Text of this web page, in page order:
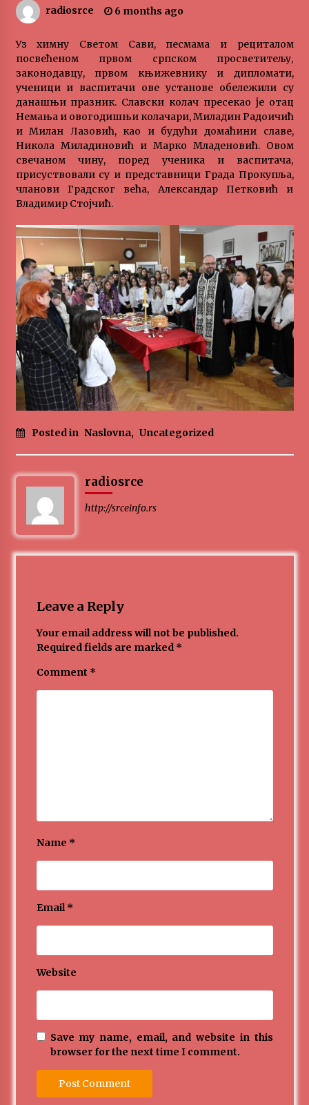
„Караван безбедности саобраћаја
SPORTSKA INFORMACIJA
3 months ago
Povratak u kancelarije časopisa Runway u filmu
,,Đavo nosi Pradu 2“
3 months ago
CINEPLEXX NIŠ BIOSKOP PROSLAVLJA ROĐENDAN
4 months ago
ЛИТУРГИЈА
4 months ago
MEDALJE ZA TOPLIČANIN NA MEĐUNARODNOJ
SCENI!
4 months ago
“ИМА РУПА ДА ПРОПАДНЕШ”
5 months ago
5 months ago
ОБАВЕШТЕЊЕ
bioskopu. Petak, 13, mart od 19.30 časova
5 months ago
radiosrce 6 months ago
Уз химну Светом Сави, песмама и рециталом
посвећеном првом српском просветитељу,
законодавцу, првом књижевнику и дипломати,
ученици и васпитачи ове установе обележили су
данашњи празник. Славски колач пресекао је отац
Немања и овогодишњи колачари, Миладин Радоичић
и Милан Лазовић, као и будући домаћини славе,
Никола Миладиновић и Марко Младеновић. Овом
свечаном чину, поред ученика и васпитача,
присуствовали су и представници Града Прокупља,
чланови Градског већа, Александар Петковић и
Владимир Стојчић.
Posted in Naslovna, Uncategorized
radiosrce
http://srceinfo.rs
Leave a Reply
Your email address will not be published.
Required fields are marked *
Comment *
Name *
Email*
Website
Save my name, email, and website in this
browser for the next time I comment.